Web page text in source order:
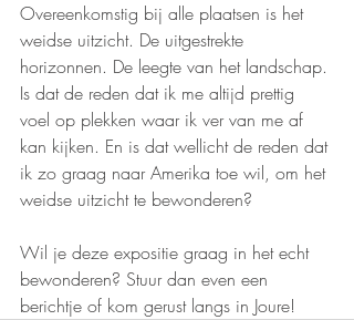
Overeenkomstig bij alle plaatsen is het
weidse uitzicht. De uitgestrekte
horizonnen. De leegte van het landschap.
Is dat de reden dat ik me altijd prettig
voel op plekken waar ik ver van me af
kan kijken. En is dat wellicht de reden dat
ik zo graag naar Amerika toe wil, om het
weidse uitzicht te bewonderen?
Wil je deze expositie graag in het echt
bewonderen? Stuur dan even een
berichtje of kom gerust langs in Joure!